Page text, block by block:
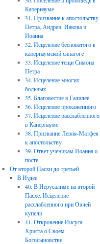
Капернауме
31. Призвание к апостольству
Петра, Андрея, Иакова и
Иоанна
32. Исцеление бесноватого в
капернаумской синагоге
33. Исцеление тещи Симона
Петра
34. Исцеление многих
больных
35. Благовестие в Галилее
36. Исцеление прокаженного
37. Исцеление расслабленного
в Капернауме
38. Призвание Левия-Матфея
к апостольству
39. Ответ ученикам Иоанна о
посте
От второй Пасхи до третьей
В Иудее
40. В Иерусалиме на второй
Пасхе. Исцеление
расслабленного при Овчей
купели
41. Откровение Иисуса
Христа о Своем
Богосыновстве